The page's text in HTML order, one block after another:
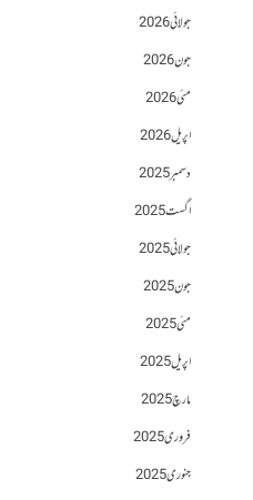
جولائی 2026
جون 2026
مئی 2026
اپریل 2026
دسمبر 2025
اگست 2025
جولائی 2025
جون 2025
مئی 2025
اپریل 2025
مارچ 2025
فروری 2025
جنوری 2025